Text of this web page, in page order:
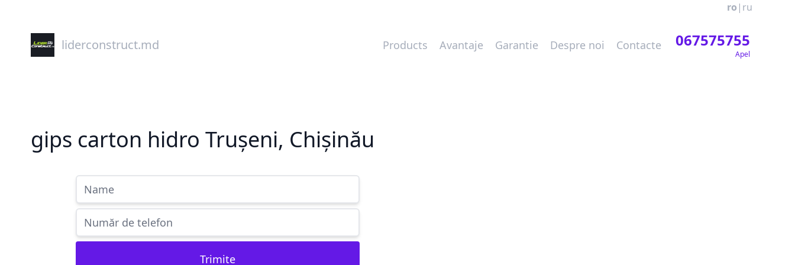
ro | ru
liderconstruct.md Products Avantaje Garantie Despre noi Contacte 067575755
Apel
gips carton hidro Trușeni, Chișinău
Trimite